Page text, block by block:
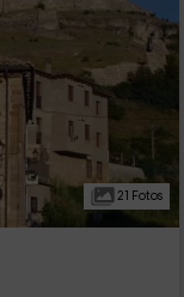
21 Fotos